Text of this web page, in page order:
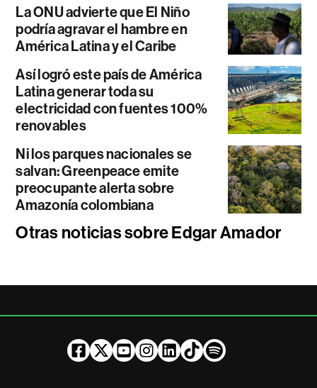
La ONU advierte que El Niño
podría agravar el hambre en
América Latina y el Caribe
Así logró este país de América
Latina generar toda su
electricidad con fuentes 100%
renovables
Ni los parques nacionales se
salvan: Greenpeace emite
preocupante alerta sobre
Amazonía colombiana
Otras noticias sobre Edgar Amador